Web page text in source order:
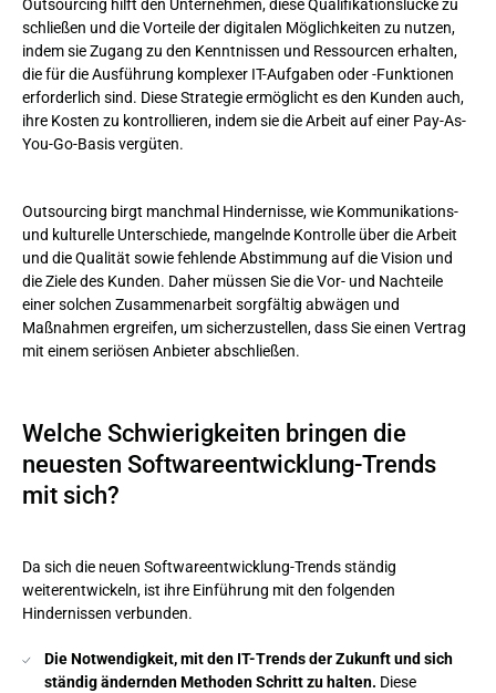
Outsourcing hilft den Unternehmen, diese Qualifikationslücke zu
schließen und die Vorteile der digitalen Möglichkeiten zu nutzen,
indem sie Zugang zu den Kenntnissen und Ressourcen erhalten,
die für die Ausführung komplexer IT-Aufgaben oder -Funktionen
erforderlich sind. Diese Strategie ermöglicht es den Kunden auch,
ihre Kosten zu kontrollieren, indem sie die Arbeit auf einer Pay-As-
You-Go-Basis vergüten.
Outsourcing birgt manchmal Hindernisse, wie Kommunikations-
und kulturelle Unterschiede, mangelnde Kontrolle über die Arbeit
und die Qualität sowie fehlende Abstimmung auf die Vision und
die Ziele des Kunden. Daher müssen Sie die Vor- und Nachteile
einer solchen Zusammenarbeit sorgfältig abwägen und
Maßnahmen ergreifen, um sicherzustellen, dass Sie einen Vertrag
mit einem seriösen Anbieter abschließen.
Welche Schwierigkeiten bringen die
neuesten Softwareentwicklung-Trends
mit sich?
Da sich die neuen Softwareentwicklung-Trends ständig
weiterentwickeln, ist ihre Einführung mit den folgenden
Hindernissen verbunden.
Die Notwendigkeit, mit den IT-Trends der Zukunft und sich
ständig ändernden Methoden Schritt zu halten. Diese